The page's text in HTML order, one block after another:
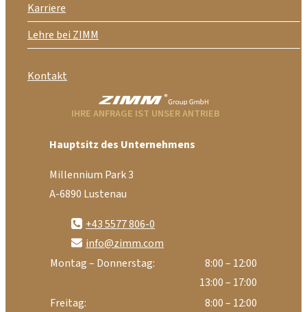
Karriere
Lehre bei ZIMM
Kontakt
IHRE ANFRAGE IST UNSER ANTRIEB
Hauptsitz des Unternehmens
Millennium Park 3
A-6890 Lustenau
+43 5577 806-0
info@zimm.com
Montag – Donnerstag:
8:00 – 12:00
13:00 – 17:00
Freitag:
8:00 – 12:00